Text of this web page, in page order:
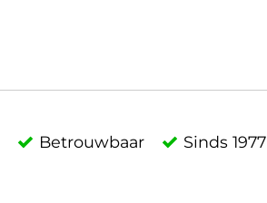
Betrouwbaar Sinds 1977